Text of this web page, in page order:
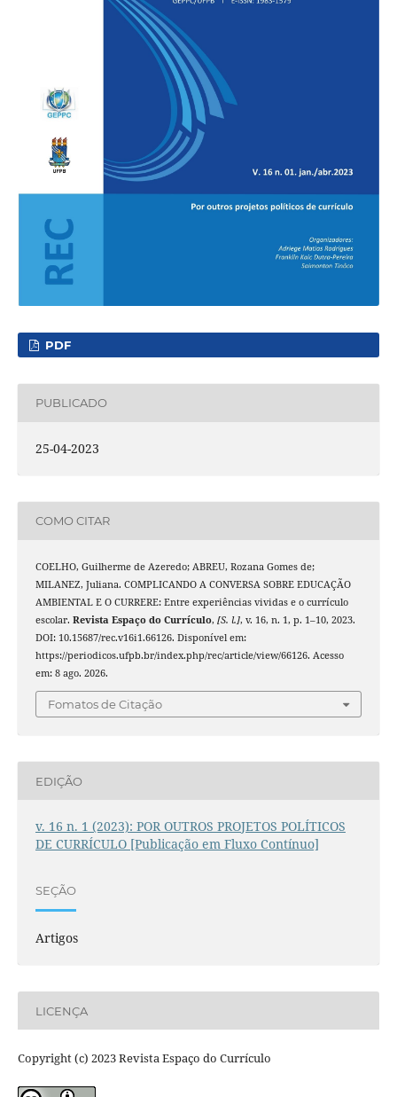
PDF
PUBLICADO
25-04-2023
COMO CITAR
COELHO, Guilherme de Azeredo; ABREU, Rozana Gomes de;
MILANEZ, Juliana. COMPLICANDO A CONVERSA SOBRE EDUCAÇÃO
AMBIENTAL E O CURRERE: Entre experiências vividas e o currículo
escolar. Revista Espaço do Currículo, [S. l.], v. 16, n. 1, p. 1–10, 2023.
DOI: 10.15687/rec.v16i1.66126. Disponível em:
https://periodicos.ufpb.br/index.php/rec/article/view/66126. Acesso
em: 8 ago. 2026.
Fomatos de Citação
EDIÇÃO
v. 16 n. 1 (2023): POR OUTROS PROJETOS POLÍTICOS
DE CURRÍCULO [Publicação em Fluxo Contínuo]
SEÇÃO
Artigos
LICENÇA
Copyright (c) 2023 Revista Espaço do Currículo